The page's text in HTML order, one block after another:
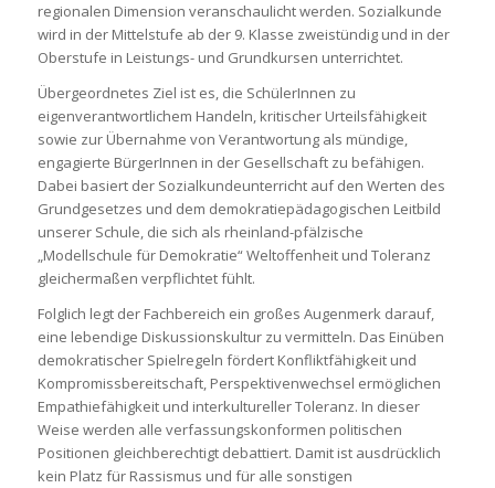
regionalen Dimension veranschaulicht werden. Sozialkunde
wird in der Mittelstufe ab der 9. Klasse zweistündig und in der
Oberstufe in Leistungs- und Grundkursen unterrichtet.
Übergeordnetes Ziel ist es, die SchülerInnen zu
eigenverantwortlichem Handeln, kritischer Urteilsfähigkeit
sowie zur Übernahme von Verantwortung als mündige,
engagierte BürgerInnen in der Gesellschaft zu befähigen.
Dabei basiert der Sozialkundeunterricht auf den Werten des
Grundgesetzes und dem demokratiepädagogischen Leitbild
unserer Schule, die sich als rheinland-pfälzische
„Modellschule für Demokratie“ Weltoffenheit und Toleranz
gleichermaßen verpflichtet fühlt.
Folglich legt der Fachbereich ein großes Augenmerk darauf,
eine lebendige Diskussionskultur zu vermitteln. Das Einüben
demokratischer Spielregeln fördert Konfliktfähigkeit und
Kompromissbereitschaft, Perspektivenwechsel ermöglichen
Empathiefähigkeit und interkultureller Toleranz. In dieser
Weise werden alle verfassungskonformen politischen
Positionen gleichberechtigt debattiert. Damit ist ausdrücklich
kein Platz für Rassismus und für alle sonstigen